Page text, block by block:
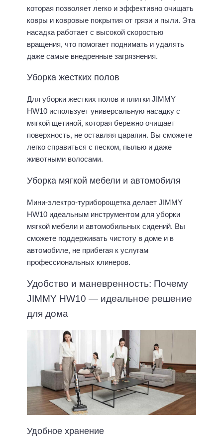
которая позволяет легко и эффективно очищать
ковры и ковровые покрытия от грязи и пыли. Эта
насадка работает с высокой скоростью
вращения, что помогает поднимать и удалять
даже самые внедренные загрязнения.
Уборка жестких полов
Для уборки жестких полов и плитки JIMMY
HW10 использует универсальную насадку с
мягкой щетиной, которая бережно очищает
поверхность, не оставляя царапин. Вы сможете
легко справиться с песком, пылью и даже
животными волосами.
Уборка мягкой мебели и автомобиля
Мини-электро-туриборощетка делает JIMMY
HW10 идеальным инструментом для уборки
мягкой мебели и автомобильных сидений. Вы
сможете поддерживать чистоту в доме и в
автомобиле, не прибегая к услугам
профессиональных клинеров.
Удобство и маневренность: Почему
JIMMY HW10 — идеальное решение
для дома
Удобное хранение